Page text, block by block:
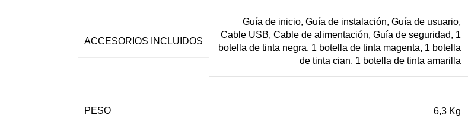
ACCESORIOS INCLUIDOS
Guía de inicio, Guía de instalación, Guía de usuario,
Cable USB, Cable de alimentación, Guía de seguridad, 1
botella de tinta negra, 1 botella de tinta magenta, 1 botella
de tinta cian, 1 botella de tinta amarilla
PESO 6,3 Kg